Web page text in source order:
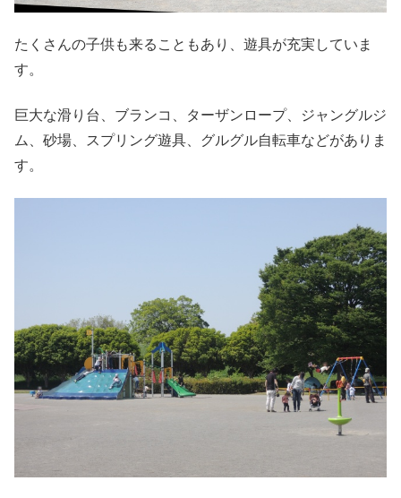
たくさんの子供も来ることもあり、遊具が充実していま
す。
巨大な滑り台、ブランコ、ターザンロープ、ジャングルジ
ム、砂場、スプリング遊具、グルグル自転車などがありま
す。